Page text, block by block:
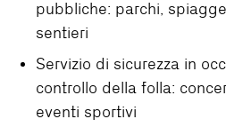
pubbliche: parchi,
sentieri
Servizio di sicurezza in
controllo della folla:
eventi sportivi